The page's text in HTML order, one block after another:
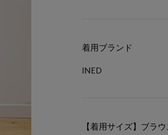
着用ブランド
INED
【着用サイズ】ブラ